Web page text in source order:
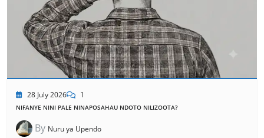
28 July 2026 1
NIFANYE NINI PALE NINAPOSAHAU NDOTO NILIZOOTA?
By Nuru ya Upendo